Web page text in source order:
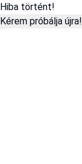
Hiba történt!
Kérem próbálja újra!